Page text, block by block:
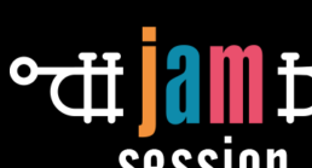
to
content